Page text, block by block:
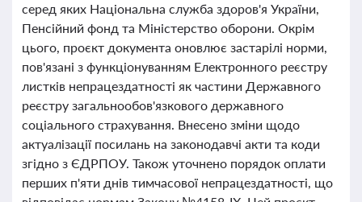
серед яких Національна служба здоров'я України,
Пенсійний фонд та Міністерство оборони. Окрім
цього, проєкт документа оновлює застарілі норми,
пов'язані з функціонуванням Електронного реєстру
листків непрацездатності як частини Державного
реєстру загальнообов'язкового державного
соціального страхування. Внесено зміни щодо
актуалізації посилань на законодавчі акти та коди
згідно з ЄДРПОУ. Також уточнено порядок оплати
перших п'яти днів тимчасової непрацездатності, що